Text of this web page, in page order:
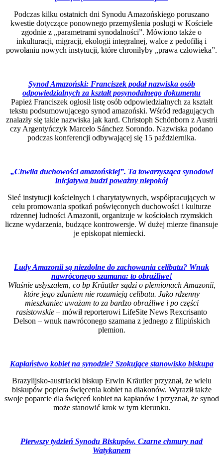
Podczas kilku ostatnich dni Synodu Amazońskiego poruszano
kwestie dotyczące ponownego przemyślenia posługi w Kościele
zgodnie z „parametrami synodalności”. Mówiono także o
inkulturacji, migracji, ekologii integralnej, walce z pedofilią i
powołaniu nowych instytucji, które chroniłyby „prawa człowieka”.
Synod Amazoński: Franciszek podał nazwiska osób
odpowiedzialnych za kształt posynodalnego dokumentu
Papież Franciszek ogłosił listę osób odpowiedzialnych za kształt
tekstu podsumowującego synod amazoński. Wśród redagujących
znalazły się takie nazwiska jak kard. Christoph Schönborn z Austrii
czy Argentyńczyk Marcelo Sánchez Sorondo. Nazwiska podano
podczas konferencji odbywającej się 15 października.
„Chwila duchowości amazońskiej”. Ta towarzysząca synodowi
inicjatywa budzi poważny niepokój
Sieć instytucji kościelnych i charytatywnych, współpracujących w
celu promowania spotkań poświęconych duchowości i kulturze
rdzennej ludności Amazonii, organizuje w kościołach rzymskich
liczne wydarzenia, budzące kontrowersje. W dużej mierze finansuje
je episkopat niemiecki.
Ludy Amazonii są niezdolne do zachowania celibatu? Wnuk
nawróconego szamana: to obraźliwe!
Właśnie usłyszałem, co bp Kräutler sądzi o plemionach Amazonii,
które jego zdaniem nie rozumieją celibatu. Jako rdzenny
mieszkaniec uważam to za bardzo obraźliwe i po części
rasistowskie – mówił reporterowi LifeSite News Rexcrisanto
Delson – wnuk nawróconego szamana z jednego z filipińskich
plemion.
Kapłaństwo kobiet na synodzie? Szokujące stanowisko biskupa
Brazylijsko-austriacki biskup Erwin Kräutler przyznał, że wielu
biskupów popiera święcenia kobiet na diakonów. Wyraził także
swoje poparcie dla święceń kobiet na kapłanów i przyznał, że synod
może stanowić krok w tym kierunku.
Pierwszy tydzień Synodu Biskupów. Czarne chmury nad
Watykanem